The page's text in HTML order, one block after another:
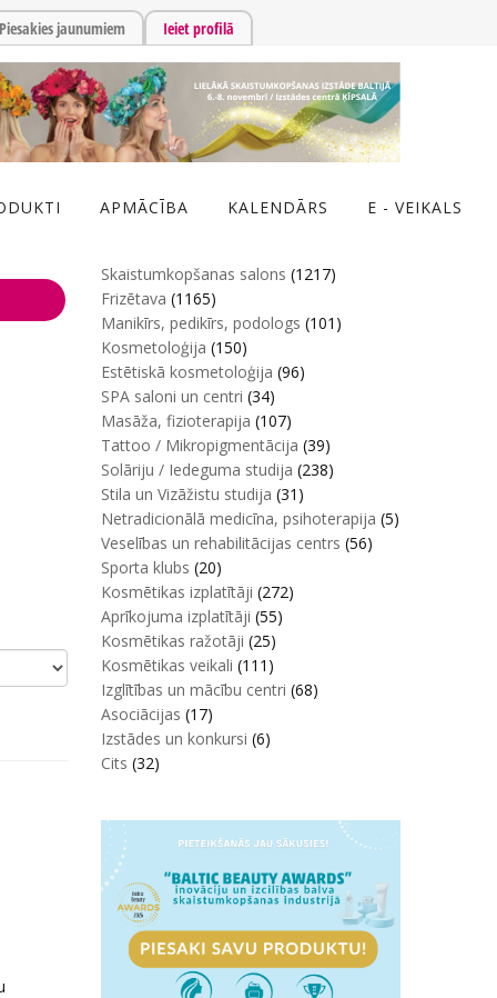
Piesakies jaunumiem Ieiet profilā
APMĀCĪBA KALENDĀRS E - VEIKALS
Skaistumkopšanas salons (1217)
Frizētava (1165)
Manikīrs, pedikīrs, podologs (101)
Kosmetoloģija (150)
Estētiskā kosmetoloģija (96)
SPA saloni un centri (34)
Masāža, fizioterapija (107)
Tattoo / Mikropigmentācija (39)
Solāriju / Iedeguma studija (238)
Stila un Vizāžistu studija (31)
Netradicionālā medicīna, psihoterapija (5)
Veselības un rehabilitācijas centrs (56)
Sporta klubs (20)
Kosmētikas izplatītāji (272)
Aprīkojuma izplatītāji (55)
Kosmētikas ražotāji (25)
Kosmētikas veikali (111)
Izglītības un mācību centri (68)
Asociācijas (17)
Izstādes un konkursi (6)
Cits (32)